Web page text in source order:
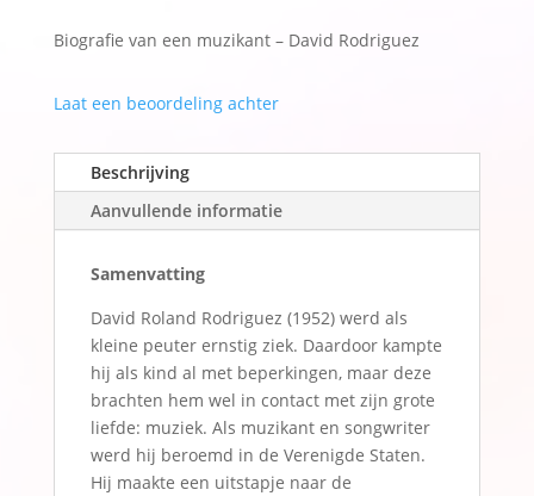
-
Rodriguez)
Linda
Wouters
aantal
e
:
Biografie van een muzikant – David Rodriguez
Laat een beoordeling achter
Beschrijving
Aanvullende informatie
Samenvatting
David Roland Rodriguez (1952) werd als
kleine peuter ernstig ziek. Daardoor kampte
hij als kind al met beperkingen, maar deze
brachten hem wel in contact met zijn grote
liefde: muziek. Als muzikant en songwriter
werd hij beroemd in de Verenigde Staten.
Hij maakte een uitstapje naar de